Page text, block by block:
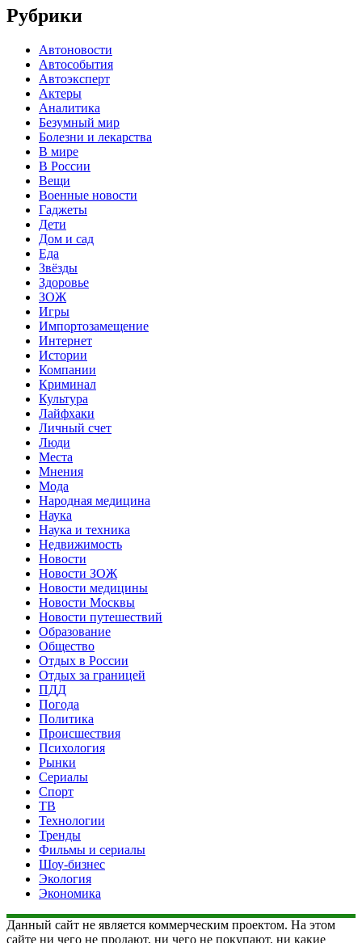
Рубрики
Автоновости
Автособытия
Автоэксперт
Актеры
Аналитика
Безумный мир
Болезни и лекарства
В мире
В России
Вещи
Военные новости
Гаджеты
Дети
Дом и сад
Еда
Звёзды
Здоровье
ЗОЖ
Игры
Импортозамещение
Интернет
Истории
Компании
Криминал
Культура
Лайфхаки
Личный счет
Люди
Места
Мнения
Мода
Народная медицина
Наука
Наука и техника
Недвижимость
Новости
Новости ЗОЖ
Новости медицины
Новости Москвы
Новости путешествий
Образование
Общество
Отдых в России
Отдых за границей
ПДД
Погода
Политика
Происшествия
Психология
Рынки
Сериалы
Спорт
ТВ
Технологии
Тренды
Фильмы и сериалы
Шоу-бизнес
Экология
Экономика
Данный сайт не является коммерческим проектом. На этом
сайте ни чего не продают, ни чего не покупают, ни какие